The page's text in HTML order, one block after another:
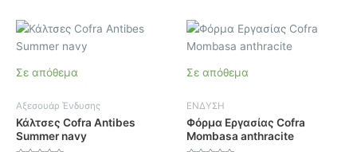
του
προϊόντος
Σε απόθεμα
Αξεσουάρ Ένδυσης
Κάλτσες Cofra Antibes
Summer navy
Αυτό
το
έχει
παραλλαγές.
Οι
Σε απόθεμα
ΕΝΔΥΣΗ
Φόρμα Εργασίας Cofra
Mombasa anthracite
Αυτό
το
έχει
παραλλαγές.
Οι